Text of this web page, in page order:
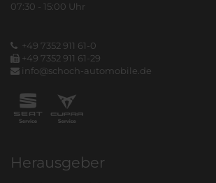
07:30 - 15:00 Uhr
+49 7352 911 61-0
+49 7352 911 61-29
info@schoch-automobile.de
Herausgeber